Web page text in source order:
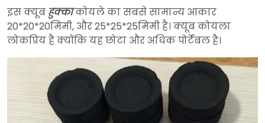
इस क्यूब हुक्काकोयले का सबसे सामान्य आकार
20*20*20मिमी, और 25*25*25मिमी है। क्यूब कोयला
लोकप्रिय है क्योंकि यह छोटा और अधिक पोर्टेबल है।